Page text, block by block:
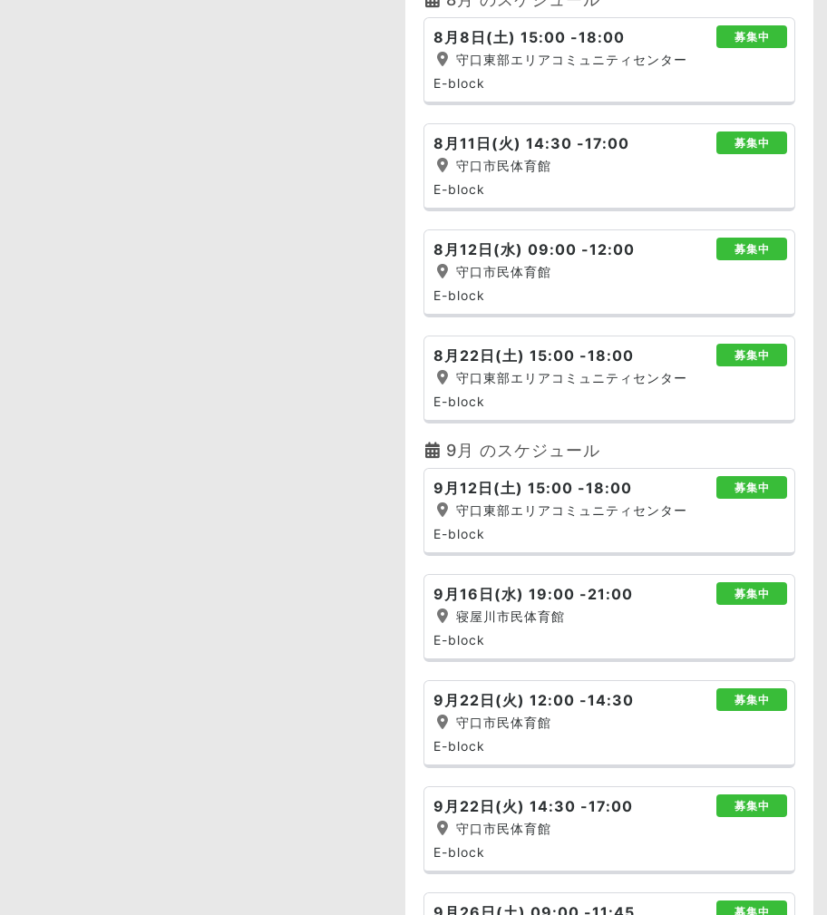
8月8日(土) 15:00 -18:00 募集中
守口東部エリアコミュニティセンター
E-block
8月11日(火) 14:30 -17:00 募集中
守口市民体育館
E-block
8月12日(水) 09:00 -12:00 募集中
守口市民体育館
E-block
8月22日(土) 15:00 -18:00 募集中
守口東部エリアコミュニティセンター
E-block
9月 のスケジュール
9月12日(土) 15:00 -18:00 募集中
守口東部エリアコミュニティセンター
E-block
9月16日(水) 19:00 -21:00 募集中
寝屋川市民体育館
E-block
9月22日(火) 12:00 -14:30 募集中
守口市民体育館
E-block
9月22日(火) 14:30 -17:00 募集中
守口市民体育館
E-block
募集中